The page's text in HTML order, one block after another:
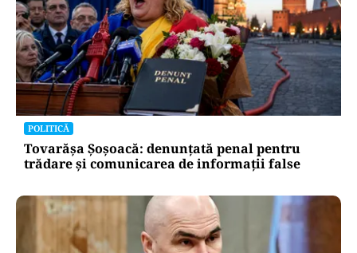
POLITICĂ
Tovarășa Șoșoacă: denunțată penal pentru
trădare și comunicarea de informații false